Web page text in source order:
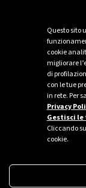
Questo sito
cookie
migliorare
di
con le tue
in rete. Per
Privacy
Gestisci le
Cliccando
cookie.
La Vuelta
EN SAVOIR